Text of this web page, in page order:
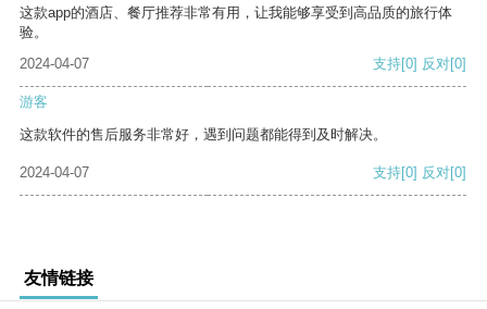
这款app的酒店、餐厅推荐非常有用，让我能够享受到高品质的旅行体
验。
2024-04-07
支持[0] 反对[0]
游客
这款软件的售后服务非常好，遇到问题都能得到及时解决。
2024-04-07 支持[0] 反对[0]
友情链接